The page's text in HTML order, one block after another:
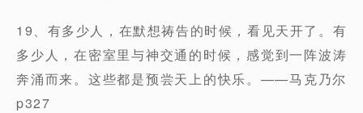
19、有多少人，在默想祷告的时候，看见天开了。有
多少人，在密室里与神交通的时候，感觉到一阵波涛
奔涌而来。这些都是预尝天上的快乐。——马克乃尔
p327